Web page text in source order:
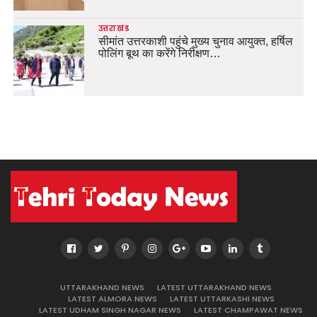
उत्तराखंड
सीमांत उत्तरकाशी पहुंचे मुख्य चुनाव आयुक्त, हर्षिल
पोलिंग बूथ का करेंगे निरीक्षण…
UTTARAKHAND NEWS
LATEST UTTARAKHAND NEWS
LATEST ALMORA NEWS
LATEST UTTARKASHI NEWS
LATEST UDHAM SINGH NAGAR NEWS
LATEST CHAMPAWAT NEWS